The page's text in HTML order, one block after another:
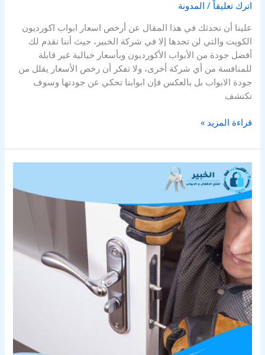
اترك تعليقاً / المدونة
علينا أن نحدثك في هذا المقال عن أرخص اسعار ابواب اكورديون
الكويت والتي لن تجدها إلا في شركة الخبير، حيث أننا نقدم لك
أفضل جودة من الأبواب الأكورديون وبأسعار خيالية غير قابلة
للمنافسة من أي شركة أخرى، ولا تفكر أن رخص الأسعار يقلل من
جودة الابواب بل بالعكس فإن ابوابنا تحكي عن جودتها وسوف
تكتشف
قراءة المزيد »
طريقة
فتح
باب
خشبي
مقفل
بالمفتاح